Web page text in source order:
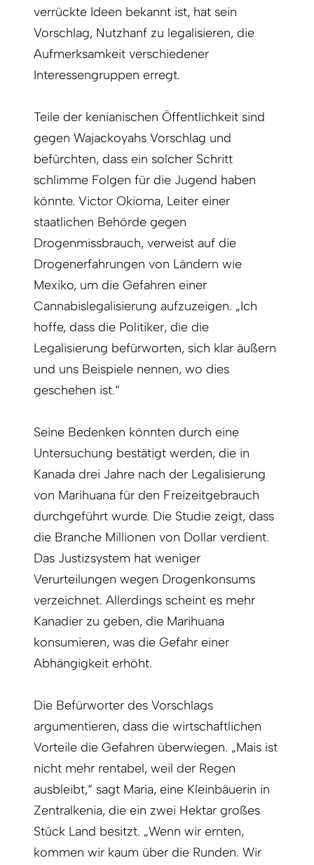
verrückte Ideen bekannt ist, hat sein
Vorschlag, Nutzhanf zu legalisieren, die
Aufmerksamkeit verschiedener
Interessengruppen erregt.
Teile der kenianischen Öffentlichkeit sind
gegen Wajackoyahs Vorschlag und
befürchten, dass ein solcher Schritt
schlimme Folgen für die Jugend haben
könnte. Victor Okioma, Leiter einer
staatlichen Behörde gegen
Drogenmissbrauch, verweist auf die
Drogenerfahrungen von Ländern wie
Mexiko, um die Gefahren einer
Cannabislegalisierung aufzuzeigen. „Ich
hoffe, dass die Politiker, die die
Legalisierung befürworten, sich klar äußern
und uns Beispiele nennen, wo dies
geschehen ist.“
Seine Bedenken könnten durch eine
Untersuchung bestätigt werden, die in
Kanada drei Jahre nach der Legalisierung
von Marihuana für den Freizeitgebrauch
durchgeführt wurde. Die Studie zeigt, dass
die Branche Millionen von Dollar verdient.
Das Justizsystem hat weniger
Verurteilungen wegen Drogenkonsums
verzeichnet. Allerdings scheint es mehr
Kanadier zu geben, die Marihuana
konsumieren, was die Gefahr einer
Abhängigkeit erhöht.
Die Befürworter des Vorschlags
argumentieren, dass die wirtschaftlichen
Vorteile die Gefahren überwiegen. „Mais ist
nicht mehr rentabel, weil der Regen
ausbleibt,“ sagt Maria, eine Kleinbäuerin in
Zentralkenia, die ein zwei Hektar großes
Stück Land besitzt. „Wenn wir ernten,
kommen wir kaum über die Runden. Wir